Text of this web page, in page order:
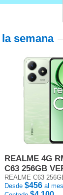
semana
REALME 4G
C63 256GB
REALME C63
Desde $456 al mes